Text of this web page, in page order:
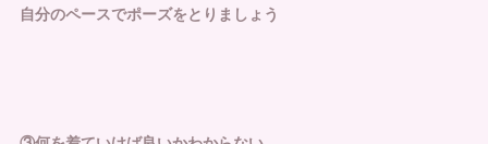
自分のペースでポーズをとりましょう